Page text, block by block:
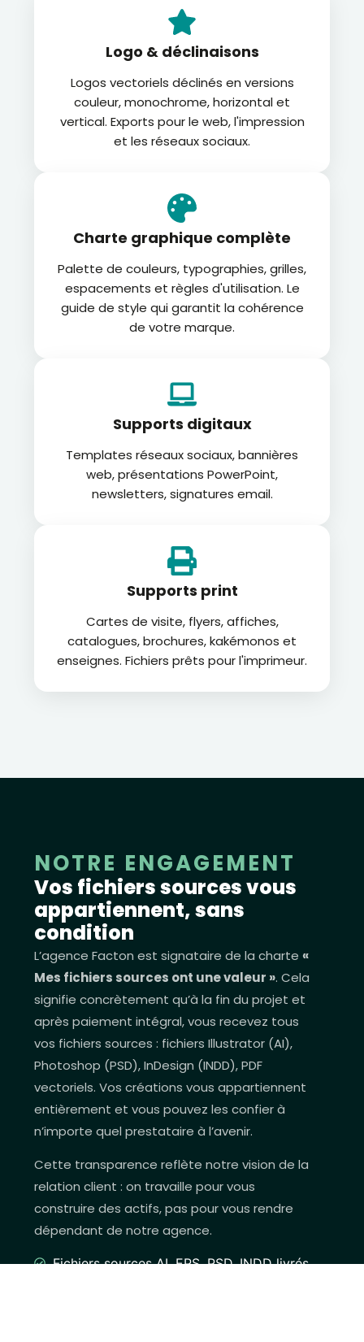
Logo & déclinaisons
Logos vectoriels déclinés en versions
couleur, monochrome, horizontal et
vertical. Exports pour le web, l'impression
et les réseaux sociaux.
Charte graphique complète
Palette de couleurs, typographies, grilles,
espacements et règles d'utilisation. Le
guide de style qui garantit la cohérence
de votre marque.
Supports digitaux
Templates réseaux sociaux, bannières
web, présentations PowerPoint,
newsletters, signatures email.
Supports print
Cartes de visite, flyers, affiches,
catalogues, brochures, kakémonos et
enseignes. Fichiers prêts pour l'imprimeur.
NOTRE ENGAGEMENT
Vos fichiers sources vous
appartiennent, sans
condition
L’agence Facton est signataire de la charte «
Mes fichiers sources ont une valeur ». Cela
signifie concrètement qu’à la fin du projet et
après paiement intégral, vous recevez tous
vos fichiers sources : fichiers Illustrator (AI),
Photoshop (PSD), InDesign (INDD), PDF
vectoriels. Vos créations vous appartiennent
entièrement et vous pouvez les confier à
n’importe quel prestataire à l’avenir.
Cette transparence reflète notre vision de la
relation client : on travaille pour vous
construire des actifs, pas pour vous rendre
dépendant de notre agence.
Fichiers sources AI, EPS, PSD, INDD livrés